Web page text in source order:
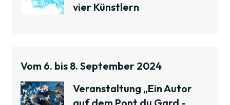
vier Künstlern
Vom 6. bis 8. September 2024
Veranstaltung „Ein Autor